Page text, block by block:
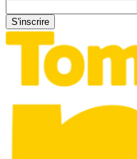
S'inscrire